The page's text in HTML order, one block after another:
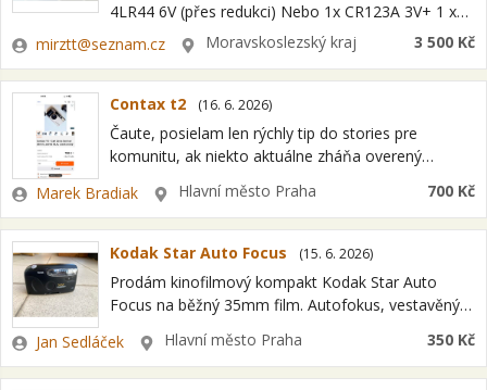
4LR44 6V (přes redukci) Nebo 1x CR123A 3V+ 1 x
6251,5V. Dobírka předem poštovné 250Kč
Zadavatel
mirztt@seznam.cz LokalitaMoravskoslezský kraj 3 500 Kč
Contax t2 (16. 6. 2026)
Čaute, posielam len rýchly tip do stories pre
komunitu, ak niekto aktuálne zháňa overený
po CLA servise od 700…
Zadavatel
Marek Bradiak LokalitaHlavní město Praha 700 Kč
Kodak Star Auto Focus (15. 6. 2026)
Prodám kinofilmový kompakt Kodak Star Auto
Focus na běžný 35mm film. Autofokus, vestavěný
2× AA baterie. Plně funkční (mám ho přes…
Zadavatel
Jan Sedláček LokalitaHlavní město Praha 350 Kč